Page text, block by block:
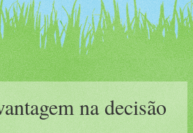
na decisão